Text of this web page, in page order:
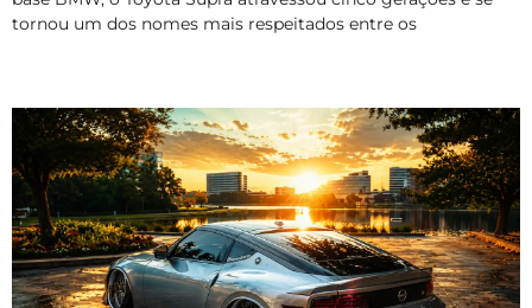
tornou um dos nomes mais respeitados entre os